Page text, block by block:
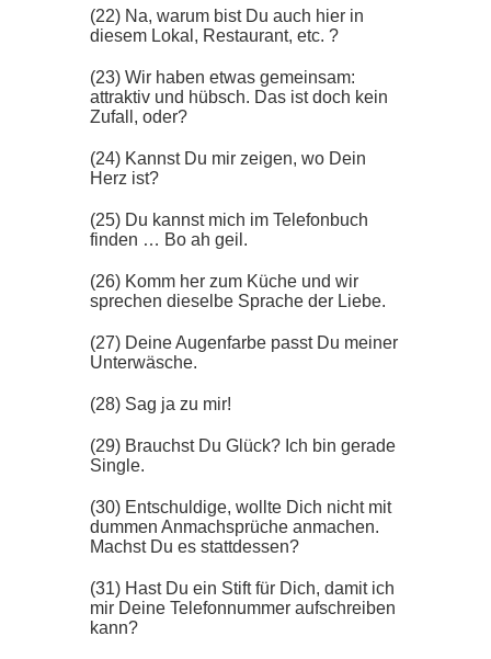
(22) Na, warum bist Du auch hier in
diesem Lokal, Restaurant, etc. ?
(23) Wir haben etwas gemeinsam:
attraktiv und hübsch. Das ist doch kein
Zufall, oder?
(24) Kannst Du mir zeigen, wo Dein
Herz ist?
(25) Du kannst mich im Telefonbuch
finden … Bo ah geil.
(26) Komm her zum Küche und wir
sprechen dieselbe Sprache der Liebe.
(27) Deine Augenfarbe passt Du meiner
Unterwäsche.
(28) Sag ja zu mir!
(29) Brauchst Du Glück? Ich bin gerade
Single.
(30) Entschuldige, wollte Dich nicht mit
dummen Anmachsprüche anmachen.
Machst Du es stattdessen?
(31) Hast Du ein Stift für Dich, damit ich
mir Deine Telefonnummer aufschreiben
kann?